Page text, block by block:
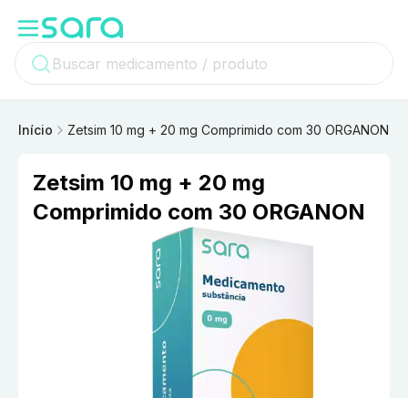
Início Zetsim 10 mg + 20 mg Comprimido com 30 ORGANON
Zetsim 10 mg + 20 mg
Comprimido com 30 ORGANON